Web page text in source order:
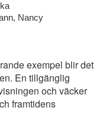
Nancy
exempel blir det
En tillgänglig
och väcker
framtidens